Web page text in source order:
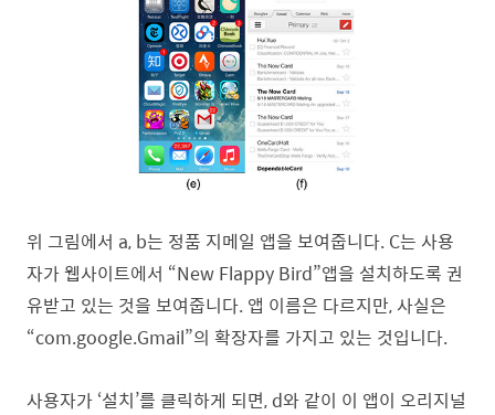
위 그림에서 a, b는 정품 지메일 앱을 보여줍니다. C는 사용
자가 웹사이트에서 “New Flappy Bird”앱을 설치하도록 권
유받고 있는 것을 보여줍니다. 앱 이름은 다르지만, 사실은
“com.google.Gmail”의 확장자를 가지고 있는 것입니다.
사용자가 ‘설치’를 클릭하게 되면, d와 같이 이 앱이 오리지널